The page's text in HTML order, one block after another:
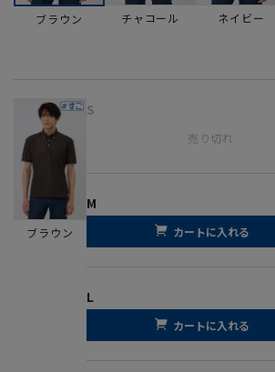
ブラウン チャコール ネイビー
ブラウン
S
売り切れ
M
カートに入れる
L
カートに入れる